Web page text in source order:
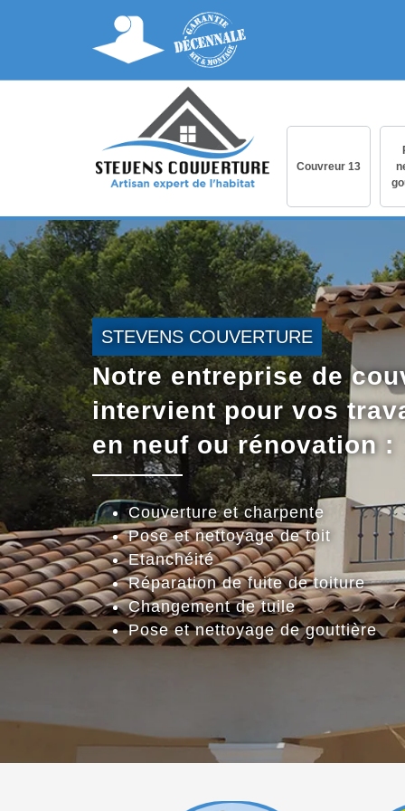
Couvreur 13
STEVENS COUVERTURE
Notre entreprise de
intervient pour vos
en neuf ou rénovation :
Couverture et charpente
Pose et nettoyage de toit
Etanchéité
Réparation de fuite de toiture
Changement de tuile
Pose et nettoyage de gouttière